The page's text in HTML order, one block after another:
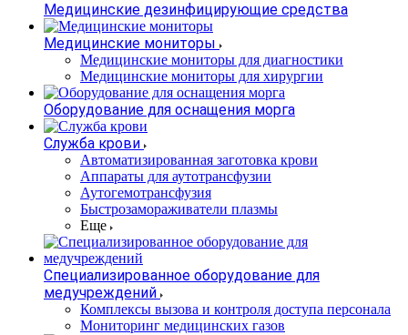
Медицинские дезинфицирующие средства
Медицинские мониторы
Медицинские мониторы для диагностики
Медицинские мониторы для хирургии
Оборудование для оснащения морга
Служба крови
Автоматизированная заготовка крови
Аппараты для аутотрансфузии
Аутогемотрансфузия
Быстрозамораживатели плазмы
Еще
Специализированное оборудование для
медучреждений
Комплексы вызова и контроля доступа персонала
Мониторинг медицинских газов